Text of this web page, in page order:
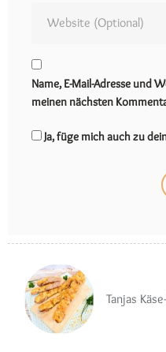
Name, E-Mail-Adresse und
meinen nächsten
Ja, füge mich auch zu
Tanjas